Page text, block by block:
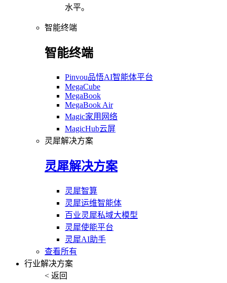
水平。
智能终端
智能终端
Pinvou品悟AI智能体平台
MegaCube
MegaBook
MegaBook Air
Magic家用网络
MagicHub云屏
灵犀解决方案
灵犀解决方案
灵犀智算
灵犀运维智能体
百业灵犀私域大模型
灵犀使能平台
灵犀AI助手
查看所有
行业解决方案
< 返回